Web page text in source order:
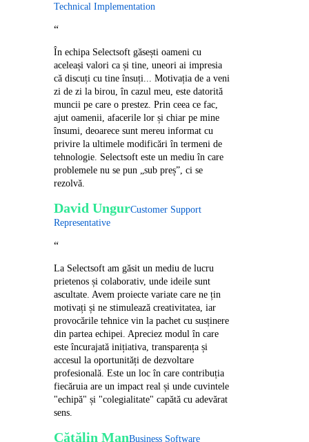
Technical Implementation
“
În echipa Selectsoft găsești oameni cu
aceleași valori ca și tine, uneori ai impresia
că discuți cu tine însuți... Motivația de a veni
zi de zi la birou, în cazul meu, este datorită
muncii pe care o prestez. Prin ceea ce fac,
ajut oamenii, afacerile lor și chiar pe mine
însumi, deoarece sunt mereu informat cu
privire la ultimele modificări în termeni de
tehnologie. Selectsoft este un mediu în care
problemele nu se pun „sub preș”, ci se
rezolvă.
David UngurCustomer Support
Representative
“
La Selectsoft am găsit un mediu de lucru
prietenos și colaborativ, unde ideile sunt
ascultate. Avem proiecte variate care ne țin
motivați și ne stimulează creativitatea, iar
provocările tehnice vin la pachet cu susținere
din partea echipei. Apreciez modul în care
este încurajată inițiativa, transparența și
accesul la oportunități de dezvoltare
profesională. Este un loc în care contribuția
fiecăruia are un impact real și unde cuvintele
"echipă" și "colegialitate" capătă cu adevărat
sens.
Cătălin ManBusiness Software